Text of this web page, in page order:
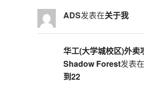
ADS发表在关于我
华工(大学城校区)外
Shadow Forest发表在
到22